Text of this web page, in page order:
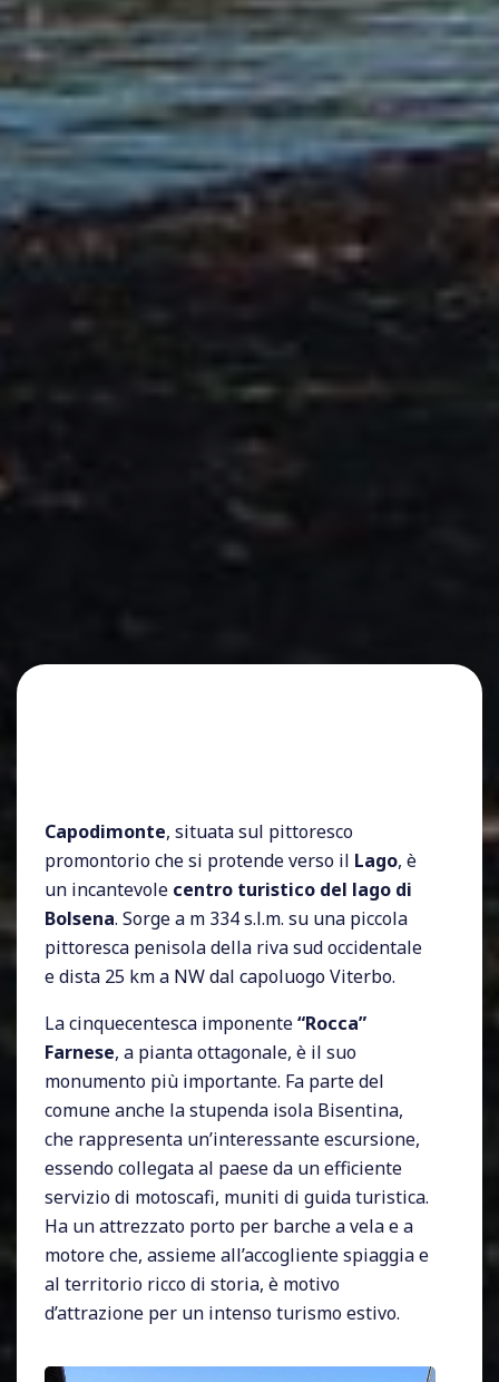
Capodimonte, situata sul pittoresco
promontorio che si protende verso il Lago, è
un incantevole centro turistico del lago di
Bolsena. Sorge a m 334 s.l.m. su una piccola
pittoresca penisola della riva sud occidentale
e dista 25 km a NW dal capoluogo Viterbo.
La cinquecentesca imponente“Rocca”
Farnese, a pianta ottagonale, è il suo
monumento più importante. Fa parte del
comune anche la stupenda isola Bisentina,
che rappresenta un’interessante escursione,
essendo collegata al paese da un efficiente
servizio di motoscafi, muniti di guida turistica.
Ha un attrezzato porto per barche a vela e a
motore che, assieme all’accogliente spiaggia e
al territorio ricco di storia, è motivo
d’attrazione per un intenso turismo estivo.